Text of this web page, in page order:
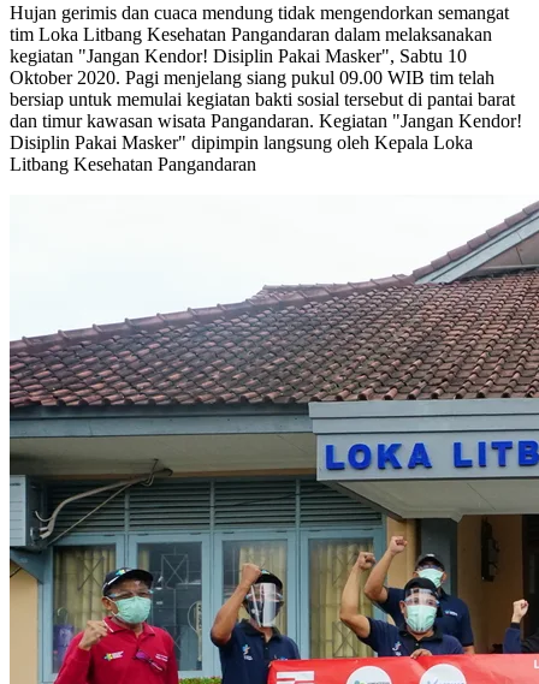
Hujan gerimis dan cuaca mendung tidak mengendorkan semangat
tim Loka Litbang Kesehatan Pangandaran dalam melaksanakan
kegiatan "Jangan Kendor! Disiplin Pakai Masker", Sabtu 10
Oktober 2020. Pagi menjelang siang pukul 09.00 WIB tim telah
bersiap untuk memulai kegiatan bakti sosial tersebut di pantai barat
dan timur kawasan wisata Pangandaran. Kegiatan "Jangan Kendor!
Disiplin Pakai Masker" dipimpin langsung oleh Kepala Loka
Litbang Kesehatan Pangandaran